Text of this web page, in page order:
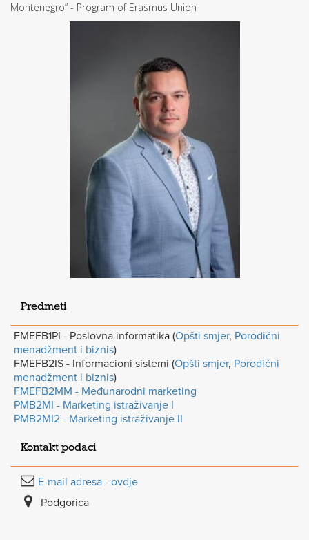
Montenegro” - Program of Erasmus Union
Predmeti
FMEFB1PI - Poslovna informatika (Opšti smjer, Porodični
menadžment i biznis)
FMEFB2IS - Informacioni sistemi (Opšti smjer, Porodični
menadžment i biznis)
FMEFB2MM - Međunarodni marketing
PMB2MI - Marketing istraživanje I
PMB2MI2 - Marketing istraživanje II
Kontakt podaci
E-mail adresa - ovdje
Podgorica